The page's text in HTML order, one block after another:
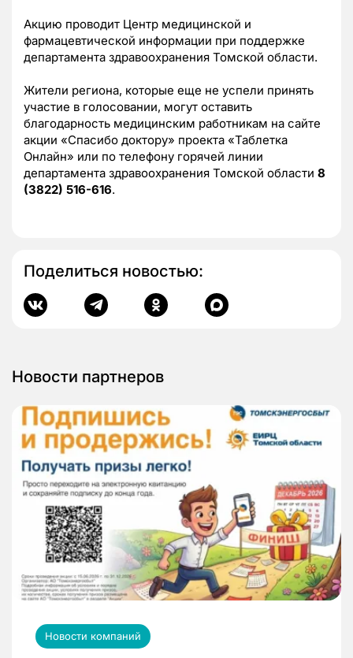
Акцию проводит Центр медицинской и
фармацевтической информации при поддержке
департамента здравоохранения Томской области.
Жители региона, которые еще не успели принять
участие в голосовании, могут оставить
благодарность медицинским работникам на сайте
акции «Спасибо доктору» проекта «Таблетка
Онлайн» или по телефону горячей линии
департамента здравоохранения Томской области 8
(3822) 516-616.
Поделиться новостью:
Новости партнеров
Новости компаний